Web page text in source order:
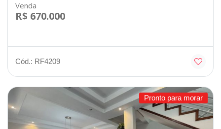
Venda
R$ 670.000
Cód.: RF4209
Pronto para morar